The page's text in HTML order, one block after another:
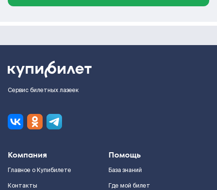
Сервис билетных лазеек
Компания
Главное о Купибилете
Контакты
Помощь
База знаний
Где мой билет